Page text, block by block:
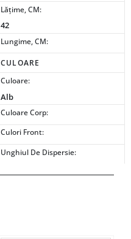
Lățime, CM:
42
Lungime, CM:
CULOARE
Culoare:
Alb
Culoare Corp:
Culori Front:
Unghiul De Dispersie: